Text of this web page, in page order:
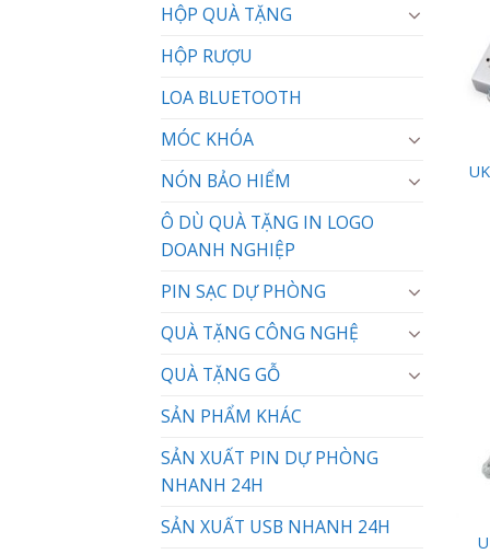
HỘP QUÀ TẶNG
HỘP RƯỢU
LOA BLUETOOTH
MÓC KHÓA
NÓN BẢO HIỂM
Ô DÙ QUÀ TẶNG IN LOGO
DOANH NGHIỆP
PIN SẠC DỰ PHÒNG
QUÀ TẶNG CÔNG NGHỆ
QUÀ TẶNG GỖ
SẢN PHẨM KHÁC
SẢN XUẤT PIN DỰ PHÒNG
NHANH 24H
SẢN XUẤT USB NHANH 24H